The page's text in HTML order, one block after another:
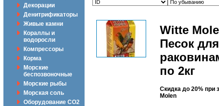
Декорации
Денитрификаторы
Живые камни
Кораллы и
водоросли
Компрессоры
Корма
Морские
беспозвоночные
Морские рыбы
Морская соль
Оборудование CO2
Witte
Песок
по 2кг
Скидка до 20% при
Molen